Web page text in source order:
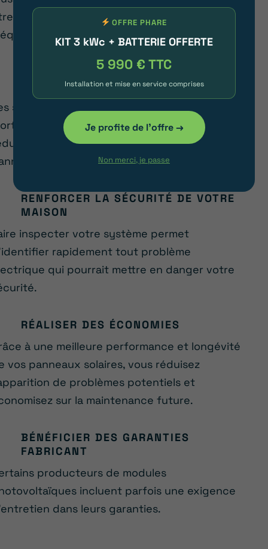
augmentée grâce à une maintenance
de vos modules solaires.
MAXIMISER LE RENDEMENT
ÉNERGÉTIQUE
saletés, comme la poussière ou des feuilles
sur un module photovoltaïque, peuvent
l’efficacité énergétique de vos
RENFORCER LA SÉCURITÉ DE VOTRE
MAISON
inspecter votre système permet
rapidement tout problème
qui pourrait mettre en danger votre
RÉALISER DES ÉCONOMIES
à une meilleure performance et longévité
vos panneaux solaires, vous réduisez
de problèmes potentiels et
sur la maintenance future.
BÉNÉFICIER DES GARANTIES
FABRICANT
producteurs de modules
incluent parfois une exigence
dans leurs garanties.
OFFRE PHARE
KIT 3 kWc + BATTERIE OFFERTE
5 990 € TTC
Installation et mise en service comprises
Je profite de l'offre →
Non merci, je passe